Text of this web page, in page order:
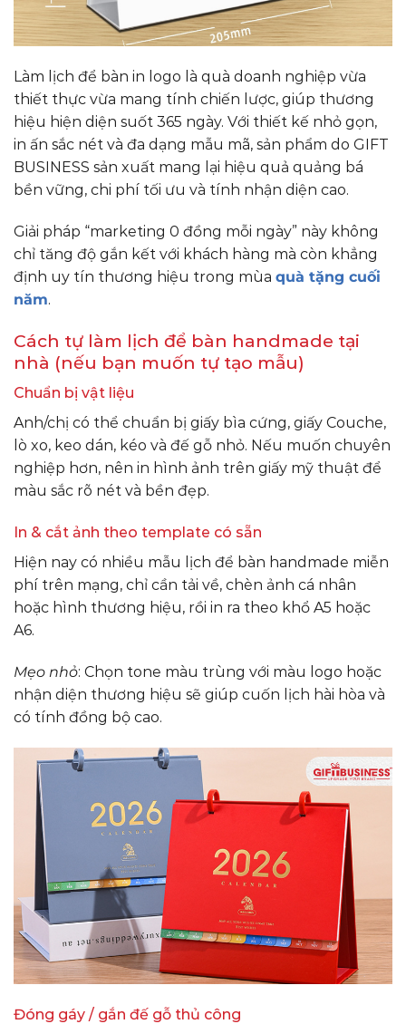
Làm lịch để bàn in logo là quà doanh nghiệp vừa
thiết thực vừa mang tính chiến lược, giúp thương
hiệu hiện diện suốt 365 ngày. Với thiết kế nhỏ gọn,
in ấn sắc nét và đa dạng mẫu mã, sản phẩm do GIFT
BUSINESS sản xuất mang lại hiệu quả quảng bá
bền vững, chi phí tối ưu và tính nhận diện cao.
Giải pháp “marketing 0 đồng mỗi ngày” này không
chỉ tăng độ gắn kết với khách hàng mà còn khẳng
định uy tín thương hiệu trong mùa quà tặng cuối
năm.
Cách tự làm lịch để bàn handmade tại
nhà (nếu bạn muốn tự tạo mẫu)
Chuẩn bị vật liệu
Anh/chị có thể chuẩn bị giấy bìa cứng, giấy Couche,
lò xo, keo dán, kéo và đế gỗ nhỏ. Nếu muốn chuyên
nghiệp hơn, nên in hình ảnh trên giấy mỹ thuật để
màu sắc rõ nét và bền đẹp.
In & cắt ảnh theo template có sẵn
Hiện nay có nhiều mẫu lịch để bàn handmade miễn
phí trên mạng, chỉ cần tải về, chèn ảnh cá nhân
hoặc hình thương hiệu, rồi in ra theo khổ A5 hoặc
A6.
Mẹo nhỏ: Chọn tone màu trùng với màu logo hoặc
nhận diện thương hiệu sẽ giúp cuốn lịch hài hòa và
có tính đồng bộ cao.
Đóng gáy / gắn đế gỗ thủ công